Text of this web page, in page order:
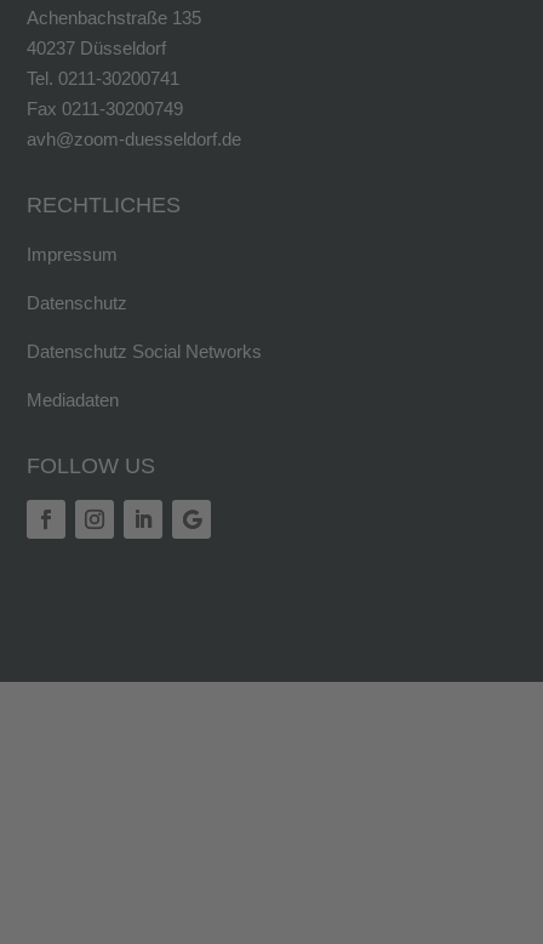
Achenbachstraße 135
40237 Düsseldorf
Tel. 0211-30200741
Fax 0211-30200749
avh@zoom-duesseldorf.de
RECHTLICHES
Impressum
Datenschutz
Datenschutz Social Networks
Mediadaten
FOLLOW US